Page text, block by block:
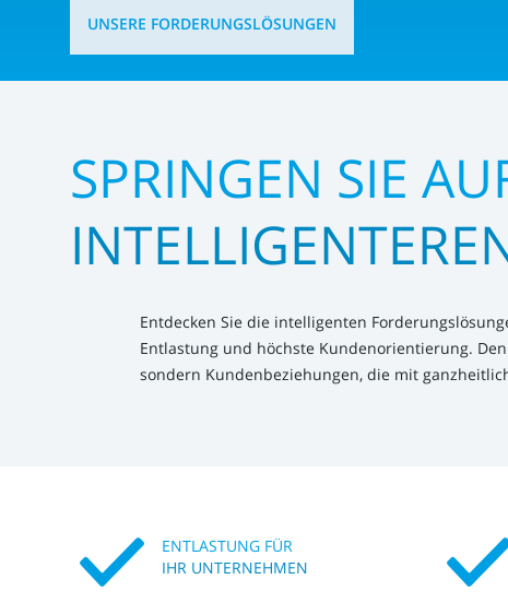
UNSERE FORDERUNGSLÖSUNGEN
SPRINGEN SIE
Entdecken Sie die intelligenten
Entlastung und höchste Kundenorientierung.
sondern Kundenbeziehungen, die mit
ENTLASTUNG FÜR
IHR UNTERNEHMEN